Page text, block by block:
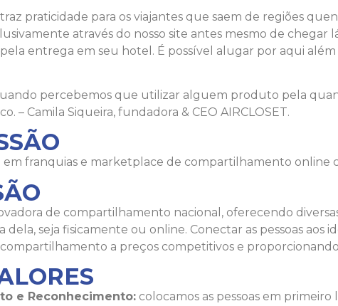
praticidade para os viajantes que saem de regiões
através do nosso site antes mesmo de chegar
entrega em seu hotel. É possível alugar por aqui
percebemos que utilizar alguem produto pela
– Camila Siqueira, fundadora & CEO AIRCLOSET.
em franquias e marketplace de compartilhamento online
de compartilhamento nacional, oferecendo
dela, seja fisicamente ou online. Conectar as pessoas
a preços competitivos e
e Reconhecimento: colocamos as pessoas em